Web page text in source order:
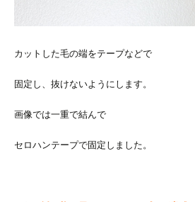
カットした毛の端をテープなどで
固定し、抜けないようにします。
画像では一重で結んで
セロハンテープで固定しました。